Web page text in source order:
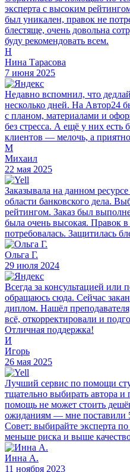
эксперта с высоким
был уникален, правок не
блестяще, очень довольна
буду рекомендовать всем.
Н
Нина Тарасова
7 июня 2025
Недавно вспомнил, что
несколько дней. На Автор24
с планом, материалами и
без стресса. А ещё у них есть
клиентов — мелочь, а
М
Михаил
22 мая 2025
Заказывала на данном
области банковского дела.
рейтингом. Заказ был
была очень высокая. Правок в
потребовалась. Защитилась
Ольга Г.
29 июля 2024
Всегда за консультацией
обращаюсь сюда. Сейчас
диплом. Нашёл
всё, откорректировали и
Отличная поддержка!
И
Игорь
26 мая 2025
Лучший сервис по помощи
тщательно выбирать автора и
помощь не может стоить
ожиданиям — мне поставили
Совет: выбирайте эксперта
меньше риска и выше
Инна А.
11 ноября 2023